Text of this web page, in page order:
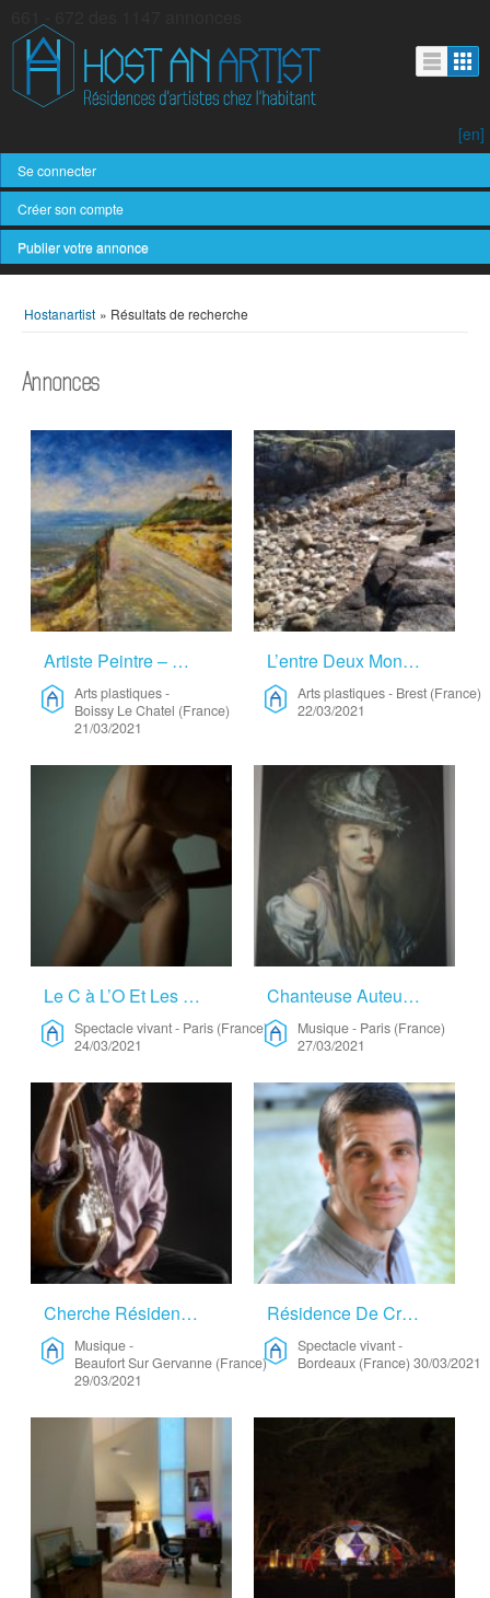
Se connecter
Créer son compte
[en]
Publier votre annonce
Hostanartist » Résultats de recherche
Annonces
Artiste Peintre – Arts Plastiques
Arts plastiques-
Boissy Le Chatel (France)
21/03/2021
L’entre Deux Mondes/worlds In Between – Arts Plastiques
Arts plastiques- Brest (France)
22/03/2021
Le C à L’O Et Les Oeuvres Du Corps – Spectacle Vivant
Spectacle vivant- Paris (France)
24/03/2021
Chanteuse Auteure Compositrice Styliste Dessinateur Peintre – Musique
Musique- Paris (France)
27/03/2021
Cherche Résidence Musique/écriture – Musique
Musique-
Beaufort Sur Gervanne (France)
29/03/2021
Résidence De Création Pour Le Festival « Les Moissons D’été » – Spectacle Vivant
Spectacle vivant-
Bordeaux (France) 30/03/2021